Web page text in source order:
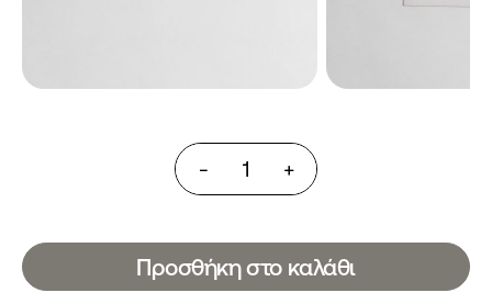
Best
Before
Labels
ποσότητα
- +
Προσθήκη στο καλάθι